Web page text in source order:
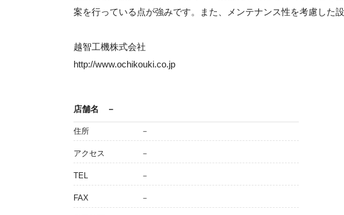
案を行っている点が強みです。また、メンテナンス性を考慮した
越智工機株式会社
http://www.ochikouki.co.jp
店舗名 －
住所 －
アクセス －
TEL －
FAX －